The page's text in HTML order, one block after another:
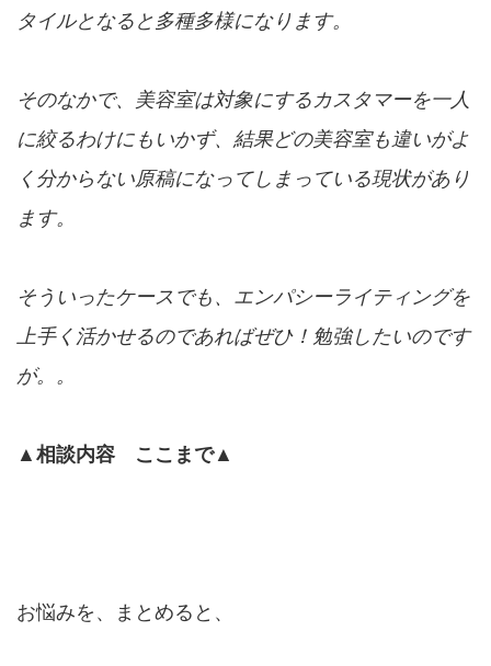
タイルとなると多種多様になります。
そのなかで、美容室は対象にするカスタマーを一人
に絞るわけにもいかず、結果どの美容室も違いがよ
く分からない原稿になってしまっている現状があり
ます。
そういったケースでも、エンパシーライティングを
上手く活かせるのであればぜひ！勉強したいのです
が。。
▲相談内容 ここまで▲
お悩みを、まとめると、